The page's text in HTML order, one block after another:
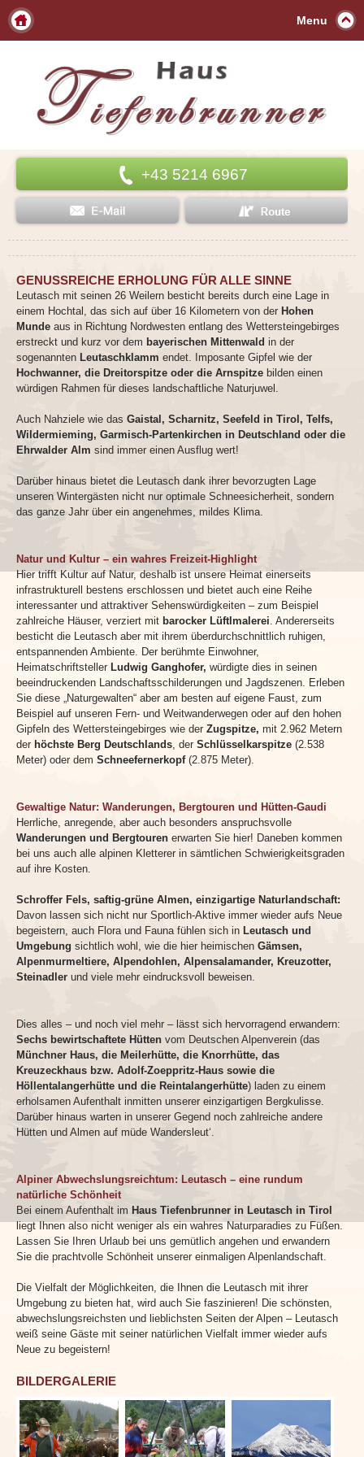
Menu
+43 5214 6967
GENUSSREICHE ERHOLUNG FÜR ALLE SINNE
Leutasch mit seinen 26 Weilern besticht bereits durch eine Lage in
einem Hochtal, das sich auf über 16 Kilometern von der Hohen
Munde aus in Richtung Nordwesten entlang des Wettersteingebirges
erstreckt und kurz vor dem bayerischen Mittenwald in der
sogenannten Leutaschklamm endet. Imposante Gipfel wie der
Hochwanner, die Dreitorspitze oder die Arnspitze bilden einen
würdigen Rahmen für dieses landschaftliche Naturjuwel.
Auch Nahziele wie das Gaistal, Scharnitz, Seefeld in Tirol, Telfs,
Wildermieming, Garmisch-Partenkirchen in Deutschland oder die
Ehrwalder Alm sind immer einen Ausflug wert!
Darüber hinaus bietet die Leutasch dank ihrer bevorzugten Lage
unseren Wintergästen nicht nur optimale Schneesicherheit, sondern
das ganze Jahr über ein angenehmes, mildes Klima.
Natur und Kultur – ein wahres Freizeit-Highlight
Hier trifft Kultur auf Natur, deshalb ist unsere Heimat einerseits
infrastrukturell bestens erschlossen und bietet auch eine Reihe
interessanter und attraktiver Sehenswürdigkeiten – zum Beispiel
zahlreiche Häuser, verziert mit barocker Lüftlmalerei. Andererseits
besticht die Leutasch aber mit ihrem überdurchschnittlich ruhigen,
entspannenden Ambiente. Der berühmte Einwohner,
Heimatschriftsteller Ludwig Ganghofer, würdigte dies in seinen
beeindruckenden Landschaftsschilderungen und Jagdszenen. Erleben
Sie diese „Naturgewalten“ aber am besten auf eigene Faust, zum
Beispiel auf unseren Fern- und Weitwanderwegen oder auf den hohen
Gipfeln des Wettersteingebirges wie der Zugspitze, mit 2.962 Metern
der höchste Berg Deutschlands, der Schlüsselkarspitze (2.538
Meter) oder dem Schneefernerkopf(2.875 Meter).
Gewaltige Natur: Wanderungen, Bergtouren und Hütten-Gaudi
Herrliche, anregende, aber auch besonders anspruchsvolle
Wanderungen und Bergtouren erwarten Sie hier! Daneben kommen
bei uns auch alle alpinen Kletterer in sämtlichen Schwierigkeitsgraden
auf ihre Kosten.
Schroffer Fels, saftig-grüne Almen, einzigartige Naturlandschaft:
Davon lassen sich nicht nur Sportlich-Aktive immer wieder aufs Neue
begeistern, auch Flora und Fauna fühlen sich in Leutasch und
Umgebung sichtlich wohl, wie die hier heimischen Gämsen,
Alpenmurmeltiere, Alpendohlen, Alpensalamander, Kreuzotter,
Steinadler und viele mehr eindrucksvoll beweisen.
Dies alles – und noch viel mehr – lässt sich hervorragend erwandern:
Sechs bewirtschaftete Hütten vom Deutschen Alpenverein (das
Münchner Haus, die Meilerhütte, die Knorrhütte, das
Kreuzeckhaus bzw. Adolf-Zoeppritz-Haus sowie die
Höllentalangerhütte und die Reintalangerhütte) laden zu einem
erholsamen Aufenthalt inmitten unserer einzigartigen Bergkulisse.
Darüber hinaus warten in unserer Gegend noch zahlreiche andere
Hütten und Almen auf müde Wandersleut‘.
Alpiner Abwechslungsreichtum: Leutasch – eine rundum
natürliche Schönheit
Bei einem Aufenthalt im Haus Tiefenbrunner in Leutasch in Tirol
liegt Ihnen also nicht weniger als ein wahres Naturparadies zu Füßen.
Lassen Sie Ihren Urlaub bei uns gemütlich angehen und erwandern
Sie die prachtvolle Schönheit unserer einmaligen Alpenlandschaft.
Die Vielfalt der Möglichkeiten, die Ihnen die Leutasch mit ihrer
Umgebung zu bieten hat, wird auch Sie faszinieren! Die schönsten,
abwechslungsreichsten und lieblichsten Seiten der Alpen – Leutasch
weiß seine Gäste mit seiner natürlichen Vielfalt immer wieder aufs
Neue zu begeistern!
BILDERGALERIE